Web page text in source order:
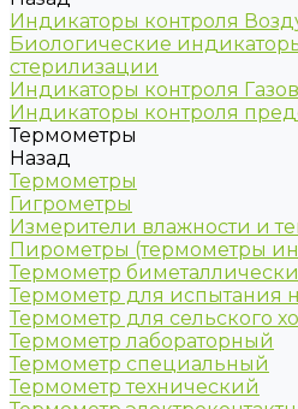
Индикаторы контроля
Биологические
стерилизации
Индикаторы контроля
Индикаторы контроля
Термометры
Назад
Термометры
Гигрометры
Измерители влажности и
Пирометры (термометры
Термометр
Термометр для испытания
Термометр для сельского
Термометр лабораторный
Термометр специальный
Термометр технический